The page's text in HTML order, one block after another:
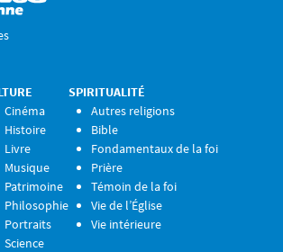
Cinéma
Histoire
Livre
Musique
Patrimoine
Philosophie
Portraits
Science
SPIRITUALITÉ
Autres religions
Bible
Fondamentaux de la foi
Prière
Témoin de la foi
Vie de l’Église
Vie intérieure